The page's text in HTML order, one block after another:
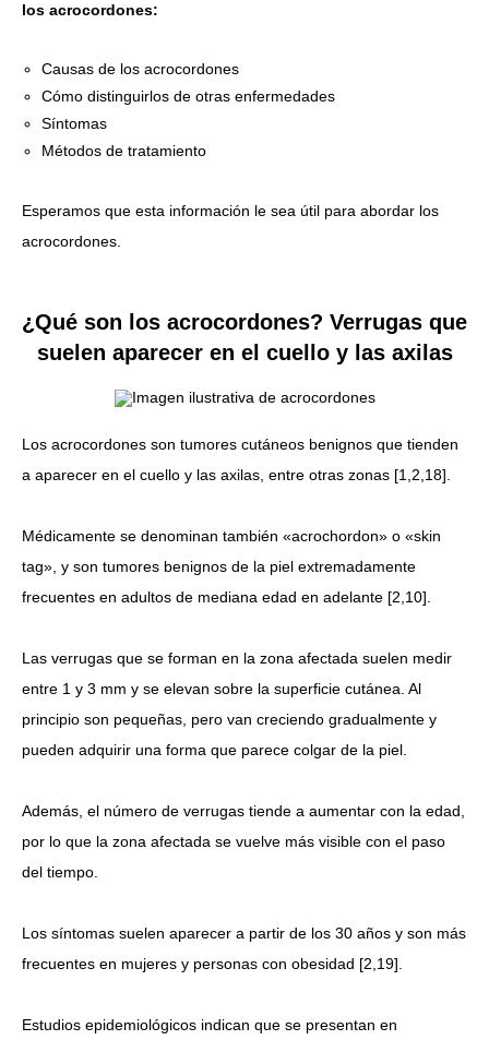
los acrocordones:
Causas de los acrocordones
Cómo distinguirlos de otras enfermedades
Síntomas
Métodos de tratamiento
Esperamos que esta información le sea útil para abordar los
acrocordones.
¿Qué son los acrocordones? Verrugas que
suelen aparecer en el cuello y las axilas
Los acrocordones son tumores cutáneos benignos que tienden
a aparecer en el cuello y las axilas, entre otras zonas [1,2,18].
Médicamente se denominan también «acrochordon» o «skin
tag», y son tumores benignos de la piel extremadamente
frecuentes en adultos de mediana edad en adelante [2,10].
Las verrugas que se forman en la zona afectada suelen medir
entre 1 y 3 mm y se elevan sobre la superficie cutánea. Al
principio son pequeñas, pero van creciendo gradualmente y
pueden adquirir una forma que parece colgar de la piel.
Además, el número de verrugas tiende a aumentar con la edad,
por lo que la zona afectada se vuelve más visible con el paso
del tiempo.
Los síntomas suelen aparecer a partir de los 30 años y son más
frecuentes en mujeres y personas con obesidad [2,19].
Estudios epidemiológicos indican que se presentan en